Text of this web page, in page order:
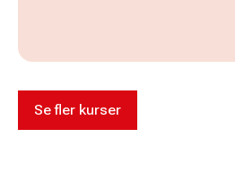
Se fler kurser